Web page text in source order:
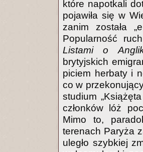
które napotkali
pojawiła się w
zanim została
Popularność
Listami o
brytyjskich
piciem herbaty i
co w
studium
członków lóż
Mimo to,
terenach Paryża
uległo szybkiej